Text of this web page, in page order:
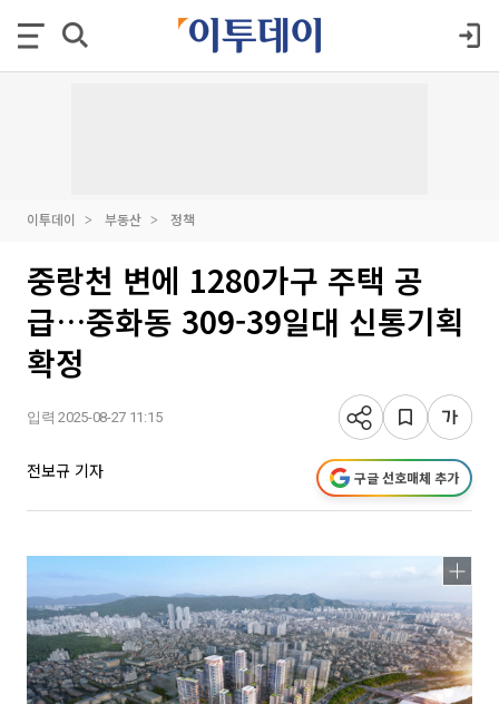
이투데이 부동산 정책
중랑천 변에 1280가구 주택 공
급…중화동 309-39일대 신통기획
확정
입력 2025-08-27 11:15
전보규 기자 구글 선호매체 추가